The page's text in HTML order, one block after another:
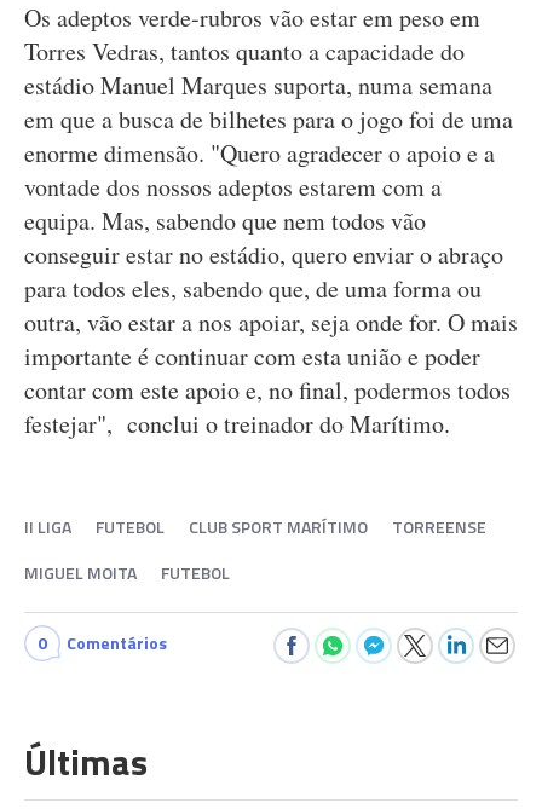
Os adeptos verde-rubros vão estar em peso em
Torres Vedras, tantos quanto a capacidade do
estádio Manuel Marques suporta, numa semana
em que a busca de bilhetes para o jogo foi de uma
enorme dimensão. "Quero agradecer o apoio e a
vontade dos nossos adeptos estarem com a
equipa. Mas, sabendo que nem todos vão
conseguir estar no estádio, quero enviar o abraço
para todos eles, sabendo que, de uma forma ou
outra, vão estar a nos apoiar, seja onde for. O mais
importante é continuar com esta união e poder
contar com este apoio e, no final, podermos todos
festejar", conclui o treinador do Marítimo.
II LIGA FUTEBOL CLUB SPORT MARÍTIMO
TORREENSE
MIGUEL MOITA
FUTEBOL
0 Comentários
Últimas